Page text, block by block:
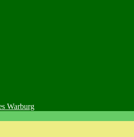
Warburg